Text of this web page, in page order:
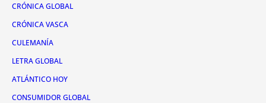
CRÓNICA GLOBAL
CRÓNICA VASCA
CULEMANÍA
LETRA GLOBAL
ATLÁNTICO HOY
CONSUMIDOR GLOBAL